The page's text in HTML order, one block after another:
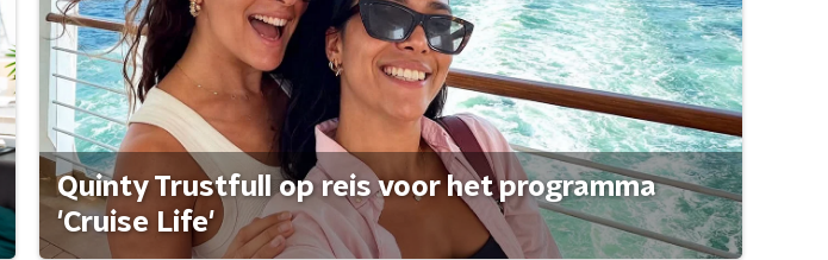
Quinty Trustfull op reis voor het programma
'Cruise Life'